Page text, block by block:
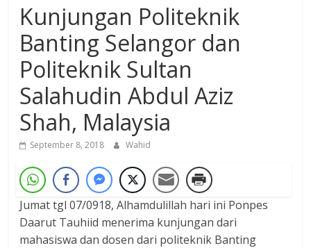
Kunjungan Politeknik
Banting Selangor dan
Politeknik Sultan
Salahudin Abdul Aziz
Shah, Malaysia
September 8, 2018 Wahid
Jumat tgl 07/0918, Alhamdulillah hari ini Ponpes
Daarut Tauhiid menerima kunjungan dari
mahasiswa dan dosen dari politeknik Banting